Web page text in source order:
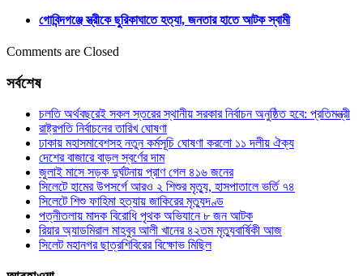
গোবিন্দগঞ্জে স্ত্রীকে ছুরিকাঘাতে হত্যা, জনতার হাতে আটক স্বামী
Comments are Closed
সর্বশেষ
চলতি অর্থবছরেই সকল স্তরের স্থানীয় সরকার নির্বাচন অনুষ্ঠিত হবে: প্রতিমন্ত্রী
রাষ্ট্রপতি নির্বাচনের তারিখ ঘোষণা
ঢাকায় মহাসমাবেশসহ নতুন কর্মসূচি ঘোষণা করলো ১১ দলীয় ঐক্য
দেশের বাজারে বাড়ল স্বর্ণের দাম
জুলাই মাসে সড়ক দুর্ঘটনায় প্রাণ গেল ৪১৬ জনের
সিলেটে হামের উপসর্গে আরও ২ শিশুর মৃত্যু, হাসপাতালে ভর্তি ৭৪
সিলেটে শিশু ফাহিমা হত্যায় জাকিরের মৃত্যুদণ্ড
পত্নীতলায় মাদক বিরোধি পৃথক অভিযানে ৮ জন আটক
রিয়ার অ্যাডমিরাল মাহবুব আলী খানের ৪২তম মৃত্যুবার্ষিকী আজ
সিলেট মহানগর ছাত্রশিবিরের বিক্ষোভ মিছিল